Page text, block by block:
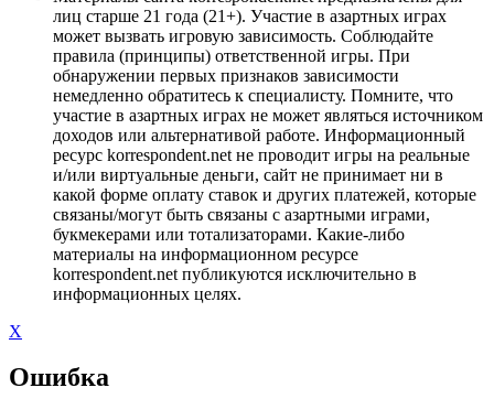
лиц старше 21 года (21+). Участие в азартных играх
может вызвать игровую зависимость. Соблюдайте
правила (принципы) ответственной игры. При
обнаружении первых признаков зависимости
немедленно обратитесь к специалисту. Помните, что
участие в азартных играх не может являться источником
доходов или альтернативой работе. Информационный
ресурс korrespondent.net не проводит игры на реальные
и/или виртуальные деньги, сайт не принимает ни в
какой форме оплату ставок и других платежей, которые
связаны/могут быть связаны с азартными играми,
букмекерами или тотализаторами. Какие-либо
материалы на информационном ресурсе
korrespondent.net публикуются исключительно в
информационных целях.
X
Ошибка